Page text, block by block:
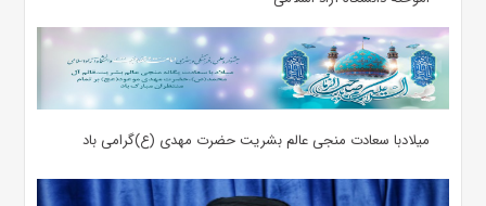
میلادبا سعادت منجی عالم بشریت حضرت مهدی (ع)گرامی باد